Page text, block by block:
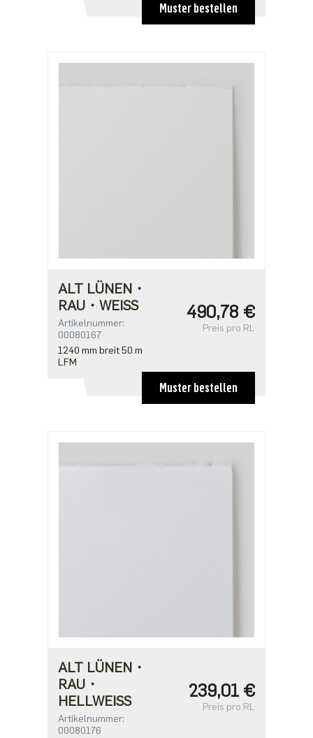
51,20 €
Muster bestellen
ALT LÜNEN・
RAU・WEISS
Artikelnummer:
00080167
1240 mm breit 50 m
LFM
490,78 €
Preis pro RL
Muster bestellen
ALT LÜNEN・
RAU・
HELLWEISS
Artikelnummer:
00080176
239,01 €
Preis pro RL